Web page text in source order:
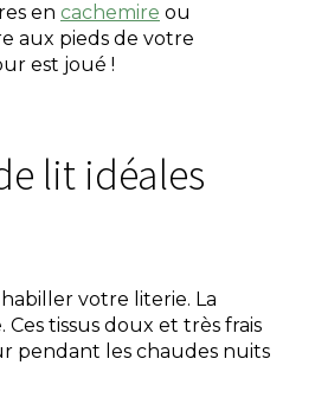
en cachemire ou
aux pieds de votre
est joué !
lit idéales
votre literie. La
tissus doux et très frais
pendant les chaudes nuits